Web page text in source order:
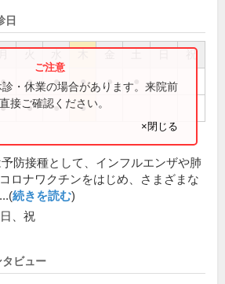
日
祝
● ● ● ● ●
● ● ● ●
・休業の場合があります。来院前
接ご確認ください。
×閉じる
防接種として、インフルエンザや肺
ロナワクチンをはじめ、さまざまな
続きを読む)
、祝
タビュー